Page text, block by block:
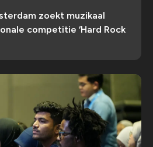
zoekt muzikaal
competitie ‘Hard Rock